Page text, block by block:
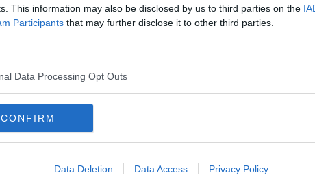
This information may also be disclosed by us to third parties on the
Participants that may further disclose it to other third parties.
Data Processing Opt Outs
CONFIRM
Data Deletion Data Access Privacy Policy
Le notizie di oggi
Più Letti del mese
Archivio Notizie